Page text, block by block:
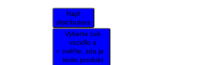
Najít
distributora
Vyberte své
vozidlo a
ověřte, zda je
tento produkt